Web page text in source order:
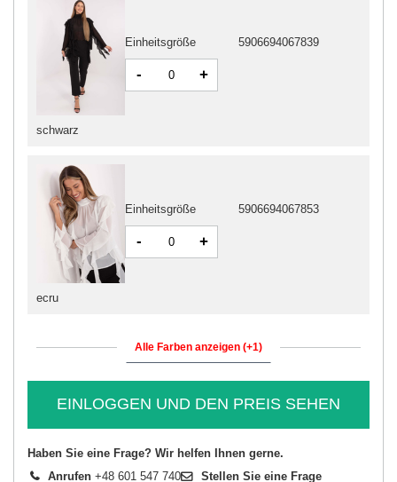
schwarz
Einheitsgröße 5906694067839
- +
ecru
Einheitsgröße 5906694067853
- +
Alle Farben anzeigen (+1)
EINLOGGEN UND DEN PREIS SEHEN
Haben Sie eine Frage? Wir helfen Ihnen gerne.
Anrufen +48 601 547 740 Stellen Sie eine Frage